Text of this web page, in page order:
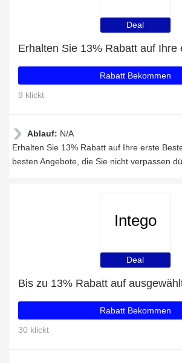
Deal
Rabatt Bekommen
9 klickt
Ablauf: N/A
Erhalten Sie 13% Rabatt auf Ihre erste
besten Angebote, die Sie nicht verpassen
Intego
Deal
Bis zu 13% Rabatt auf
Rabatt Bekommen
30 klickt